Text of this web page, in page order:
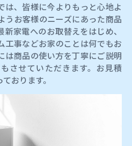
は、皆様に今よりもっと心地よ
うお客様のニーズにあった商品
家電へのお取替えをはじめ、
工事などお家のことは何でもお
は商品の使い方を丁寧にご説明
させていただきます。お見積
おります。